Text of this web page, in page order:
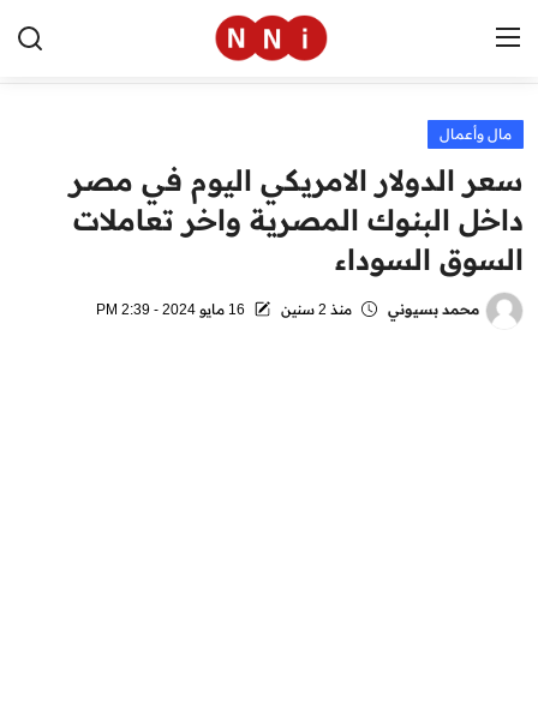
الرئيسية
اخبار مصر
العالم
الرياضة
مال وأعمال
سعر الدولار الامريكي اليوم في مصر
داخل البنوك المصرية واخر تعاملات
السوق السوداء
محمد بسيوني منذ 2 سنين 16 مايو 2024 - 2:39 PM